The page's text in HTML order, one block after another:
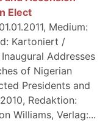
Elect
Medium:
Kartoniert /
Addresses
of Nigerian
Presidents and
Redaktion:
Williams, Verlag:...